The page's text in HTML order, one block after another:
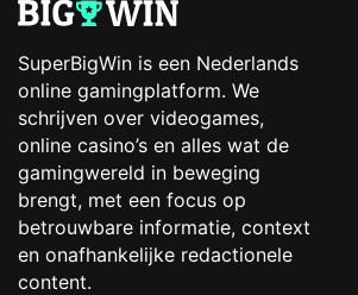
SuperBigWin is een Nederlands
online gamingplatform. We
schrijven over videogames,
online casino’s en alles wat de
gamingwereld in beweging
brengt, met een focus op
betrouwbare informatie, context
en onafhankelijke redactionele
content.